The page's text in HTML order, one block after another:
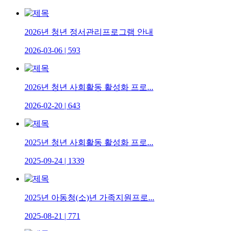
2026년 청년 정서관리프로그램 안내
2026-03-06 | 593
2026년 청년 사회활동 활성화 프로...
2026-02-20 | 643
2025년 청년 사회활동 활성화 프로...
2025-09-24 | 1339
2025년 아동청(소)년 가족지원프로...
2025-08-21 | 771